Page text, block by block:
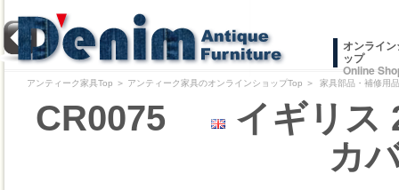
オンライ
ップ
Online
アンティーク家具Top ＞ アンティーク家具のオンラインショップTop ＞ 家具部品・補修用
CR0075
イギリス
カ